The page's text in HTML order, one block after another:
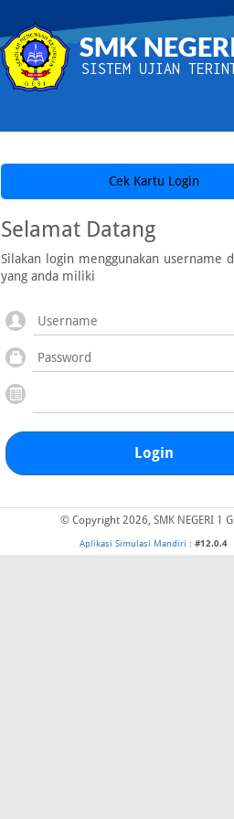
SMK
SISTEM UJIAN
Cek Kartu Login
Selamat Datang
Silakan login menggunakan username
yang anda miliki
Login
© Copyright 2026, SMK NEGERI 1
Aplikasi Simulasi Mandiri : #12.0.4